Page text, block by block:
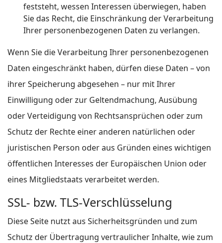
feststeht, wessen Interessen überwiegen, haben
Sie das Recht, die Einschränkung der Verarbeitung
Ihrer personenbezogenen Daten zu verlangen.
Wenn Sie die Verarbeitung Ihrer personenbezogenen
Daten eingeschränkt haben, dürfen diese Daten – von
ihrer Speicherung abgesehen – nur mit Ihrer
Einwilligung oder zur Geltendmachung, Ausübung
oder Verteidigung von Rechtsansprüchen oder zum
Schutz der Rechte einer anderen natürlichen oder
juristischen Person oder aus Gründen eines wichtigen
öffentlichen Interesses der Europäischen Union oder
eines Mitgliedstaats verarbeitet werden.
SSL- bzw. TLS-Verschlüsselung
Diese Seite nutzt aus Sicherheitsgründen und zum
Schutz der Übertragung vertraulicher Inhalte, wie zum